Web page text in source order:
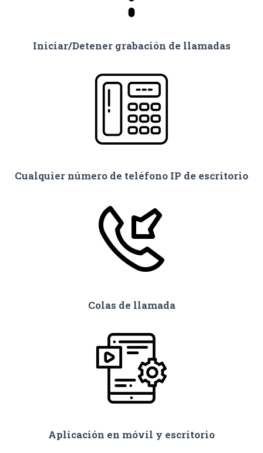
Iniciar/Detener grabación de llamadas
Cualquier número de teléfono IP de escritorio
Colas de llamada
Aplicación en móvil y escritorio